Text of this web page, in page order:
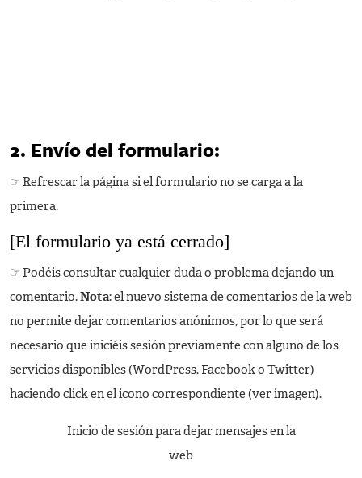
2. Envío del formulario:
☞ Refrescar la página si el formulario no se carga a la
primera.
[El formulario ya está cerrado]
☞ Podéis consultar cualquier duda o problema dejando un
comentario.Nota: el nuevo sistema de comentarios de la web
no permite dejar comentarios anónimos, por lo que será
necesario que iniciéis sesión previamente con alguno de los
servicios disponibles (WordPress, Facebook o Twitter)
haciendo click en el icono correspondiente (ver imagen).
Inicio de sesión para dejar mensajes en la
web